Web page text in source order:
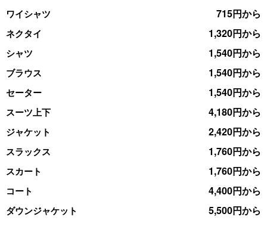
ワイシャツ 715円から
ネクタイ 1,320円から
シャツ 1,540円から
ブラウス 1,540円から
セーター 1,540円から
スーツ上下 4,180円から
ジャケット 2,420円から
スラックス 1,760円から
スカート 1,760円から
コート 4,400円から
ダウンジャケット 5,500円から